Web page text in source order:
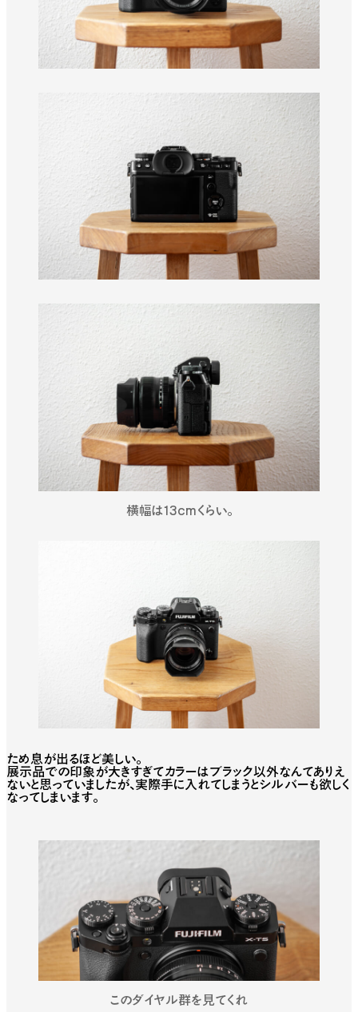
横幅は13cmくらい。
ため息が出るほど美しい。
展示品での印象が大きすぎてカラーはブラック以外なんてありえ
ないと思っていましたが、実際手に入れてしまうとシルバーも欲しく
なってしまいます。
このダイヤル群を見てくれ